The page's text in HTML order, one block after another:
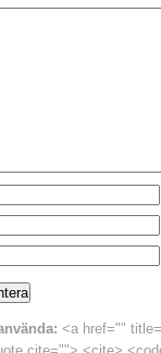
<a href=""